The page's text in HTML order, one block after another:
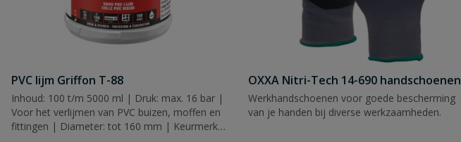
PVC lijm Griffon T-88
Inhoud: 100 t/m 5000 ml | Druk: max. 16 bar |
Voor het verlijmen van PVC buizen, moffen en
fittingen | Diameter: tot 160 mm | Keurmerk:
OXXA Nitri-Tech 14-690 handschoenen
Werkhandschoenen voor goede bescherming
van je handen bij diverse werkzaamheden.